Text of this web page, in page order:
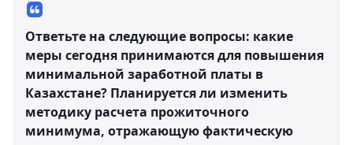
Ответьте на следующие вопросы: какие
меры сегодня принимаются для повышения
минимальной заработной платы в
Казахстане? Планируется ли изменить
методику расчета прожиточного
минимума, отражающую фактическую